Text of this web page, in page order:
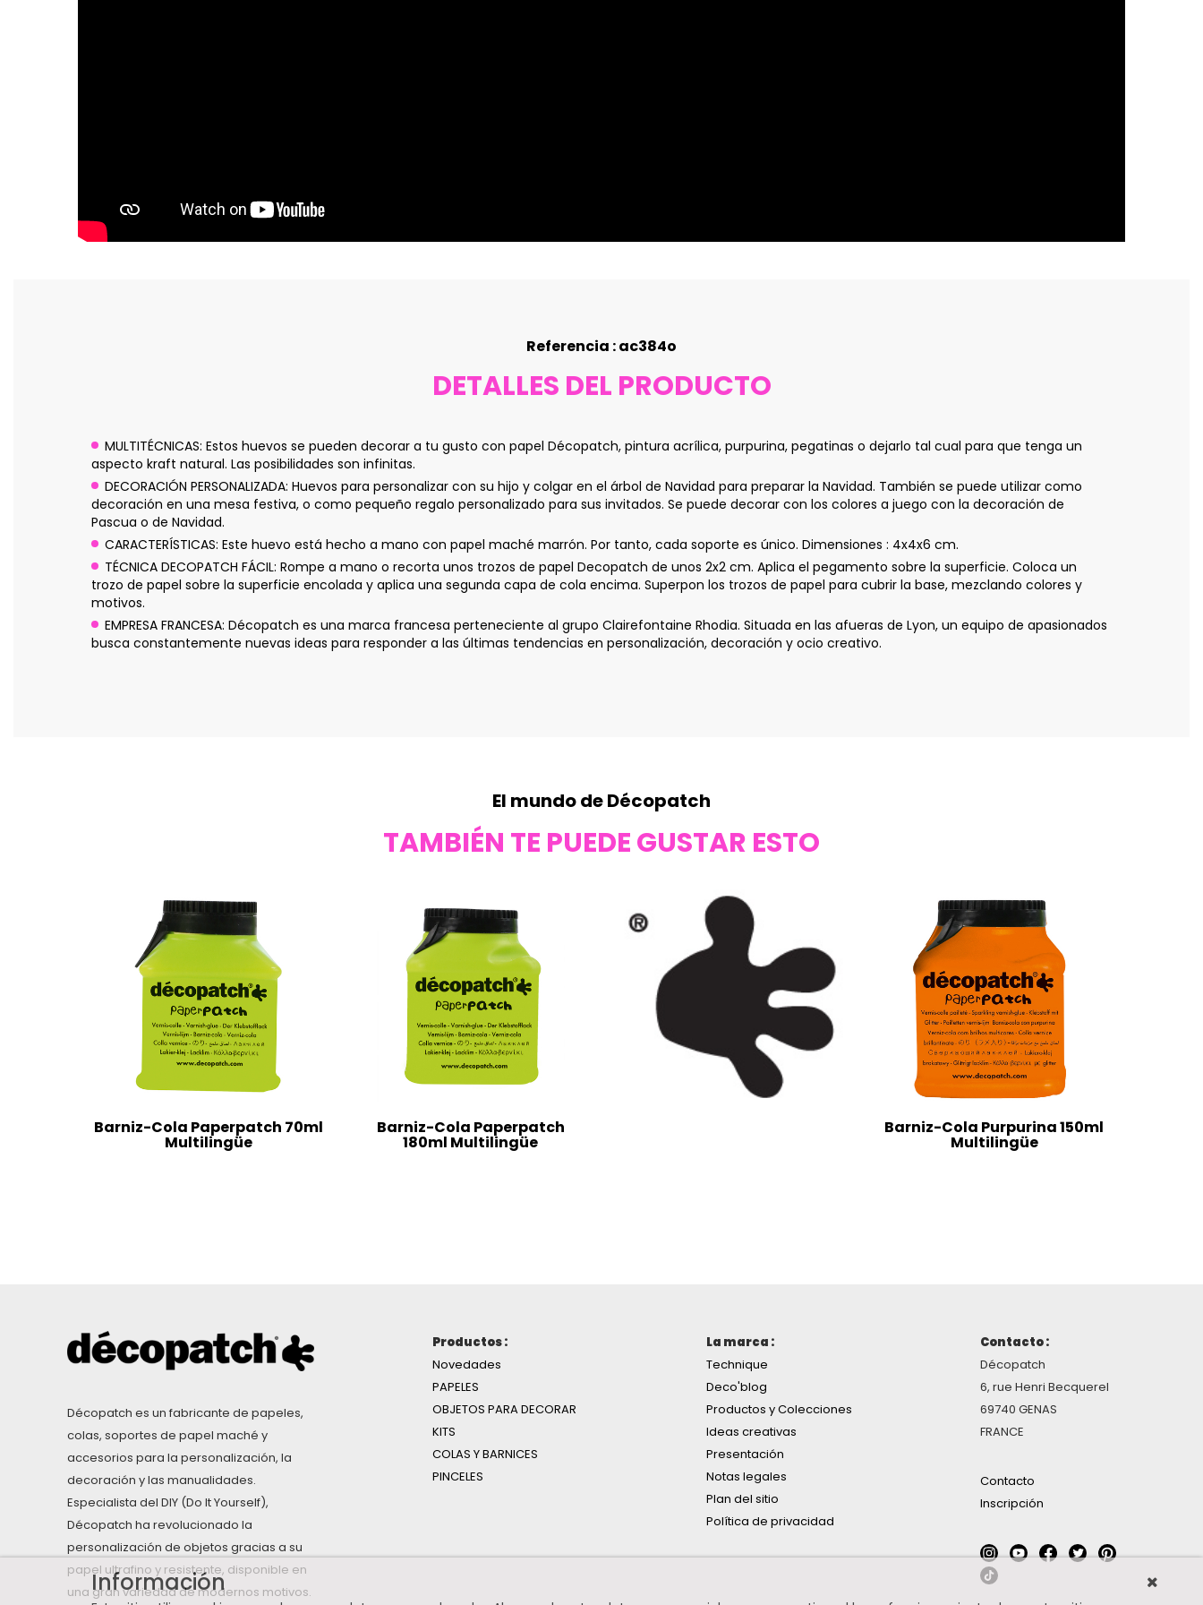
Referencia : ac384o
DETALLES DEL PRODUCTO
MULTITÉCNICAS: Estos huevos se pueden decorar a tu gusto con papel Décopatch, pintura acrílica, purpurina, pegatinas o dejarlo tal cual para que tenga un
aspecto kraft natural. Las posibilidades son infinitas.
DECORACIÓN PERSONALIZADA: Huevos para personalizar con su hijo y colgar en el árbol de Navidad para preparar la Navidad. También se puede utilizar como
decoración en una mesa festiva, o como pequeño regalo personalizado para sus invitados. Se puede decorar con los colores a juego con la decoración de
Pascua o de Navidad.
CARACTERÍSTICAS: Este huevo está hecho a mano con papel maché marrón. Por tanto, cada soporte es único. Dimensiones : 4x4x6 cm.
TÉCNICA DECOPATCH FÁCIL: Rompe a mano o recorta unos trozos de papel Decopatch de unos 2x2 cm. Aplica el pegamento sobre la superficie. Coloca un
trozo de papel sobre la superficie encolada y aplica una segunda capa de cola encima. Superpon los trozos de papel para cubrir la base, mezclando colores y
motivos.
EMPRESA FRANCESA: Décopatch es una marca francesa perteneciente al grupo Clairefontaine Rhodia. Situada en las afueras de Lyon, un equipo de apasionados
busca constantemente nuevas ideas para responder a las últimas tendencias en personalización, decoración y ocio creativo.
El mundo de Décopatch
TAMBIÉN TE PUEDE GUSTAR ESTO
Barniz-Cola Paperpatch 70ml
Multilingüe
Barniz-Cola Paperpatch
180ml Multilingüe
Barniz-Cola Purpurina 150ml
Multilingüe
Décopatch es un fabricante de papeles,
colas, soportes de papel maché y
accesorios para la personalización, la
decoración y las manualidades.
Especialista del DIY (Do It Yourself),
Décopatch ha revolucionado la
personalización de objetos gracias a su
papel ultrafino y resistente, disponible en
una gran variedad de modernos motivos.
Productos :
Novedades
PAPELES
OBJETOS PARA DECORAR
KITS
COLAS Y BARNICES
PINCELES
La marca :
Technique
Deco'blog
Productos y Colecciones
Ideas creativas
Presentación
Notas legales
Plan del sitio
Política de privacidad
Contacto :
Décopatch
6, rue Henri Becquerel
69740 GENAS
FRANCE
Contacto
Inscripción
Información